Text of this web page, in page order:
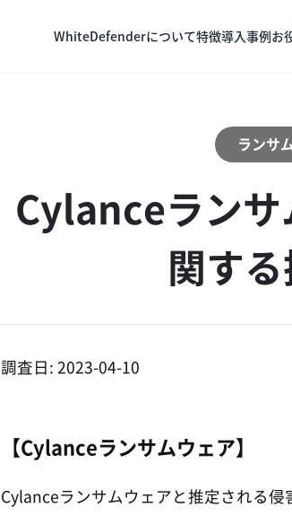
WhiteDefenderについて特徴導入事例お
ランサ
Cylanceランサ
関す
調査日: 2023-04-10
【Cylanceランサムウェア】
Cylanceランサムウェアと推定される